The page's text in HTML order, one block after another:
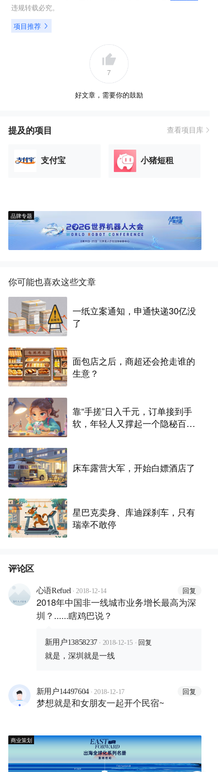
违规转载必究。
项目推荐
7
好文章，需要你的鼓励
提及的项目 查看项目库
支付宝 小猪短租
品牌专题
你可能也喜欢这些文章
一纸立案通知，申通快递30亿没
了
面包店之后，商超还会抢走谁的
生意？
靠“手搓”日入千元，订单接到手
软，年轻人又撑起一个隐秘百亿
床车露营大军，开始白嫖酒店了
星巴克卖身、库迪踩刹车，只有
瑞幸不敢停
评论区
心语Refuel · 2018-12-14 回复
2018年中国非一线城市业务增长最高为深
圳？......瞎鸡巴说？
新用户13858237 · 2018-12-15 · 回复
就是，深圳就是一线
新用户14497604 · 2018-12-17 回复
梦想就是和女朋友一起开个民宿~
商业策划